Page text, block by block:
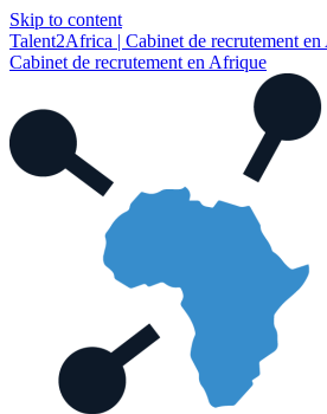
Skip to content
Talent2Africa | Cabinet de recrutement
Cabinet de recrutement en Afrique